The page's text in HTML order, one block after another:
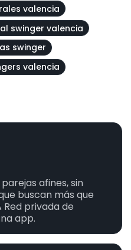
valencia
swinger valencia
swinger
valencia
afines, sin
buscan más que
Red privada de
app.